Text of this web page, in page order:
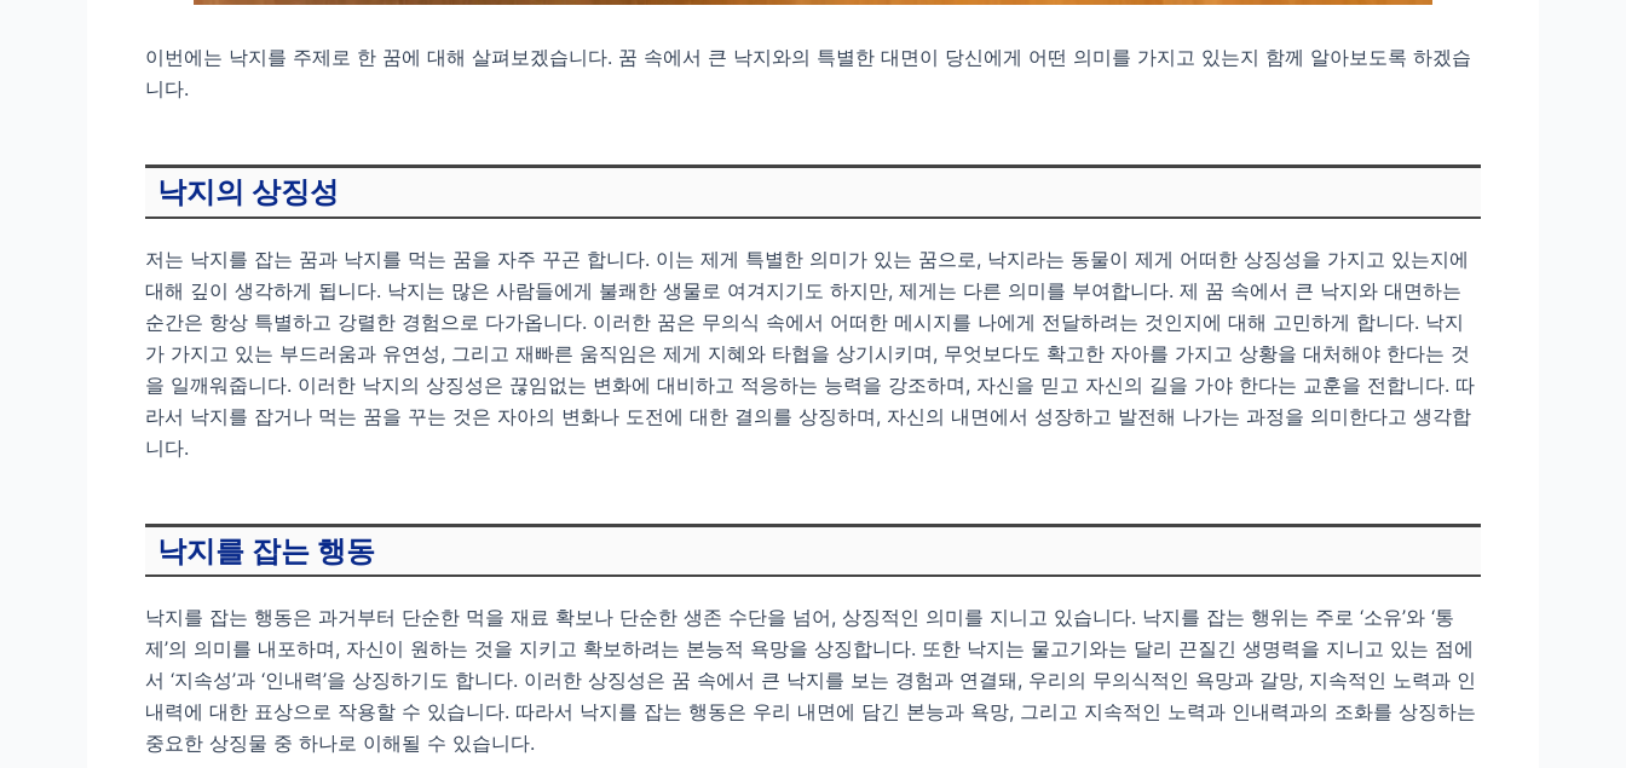
이번에는 낙지를 주제로 한 꿈에 대해 살펴보겠습니다. 꿈 속에서 큰 낙지와의 특별한 대면이 당신에게 어떤 의미를 가지고 있는지 함께 알아보도록 하겠습
니다.
낙지의 상징성
저는 낙지를 잡는 꿈과 낙지를 먹는 꿈을 자주 꾸곤 합니다. 이는 제게 특별한 의미가 있는 꿈으로, 낙지라는 동물이 제게 어떠한 상징성을 가지고 있는지에
대해 깊이 생각하게 됩니다. 낙지는 많은 사람들에게 불쾌한 생물로 여겨지기도 하지만, 제게는 다른 의미를 부여합니다. 제 꿈 속에서 큰 낙지와 대면하는
순간은 항상 특별하고 강렬한 경험으로 다가옵니다. 이러한 꿈은 무의식 속에서 어떠한 메시지를 나에게 전달하려는 것인지에 대해 고민하게 합니다. 낙지
가 가지고 있는 부드러움과 유연성, 그리고 재빠른 움직임은 제게 지혜와 타협을 상기시키며, 무엇보다도 확고한 자아를 가지고 상황을 대처해야 한다는 것
을 일깨워줍니다. 이러한 낙지의 상징성은 끊임없는 변화에 대비하고 적응하는 능력을 강조하며, 자신을 믿고 자신의 길을 가야 한다는 교훈을 전합니다. 따
라서 낙지를 잡거나 먹는 꿈을 꾸는 것은 자아의 변화나 도전에 대한 결의를 상징하며, 자신의 내면에서 성장하고 발전해 나가는 과정을 의미한다고 생각합
니다.
낙지를 잡는 행동
낙지를 잡는 행동은 과거부터 단순한 먹을 재료 확보나 단순한 생존 수단을 넘어, 상징적인 의미를 지니고 있습니다. 낙지를 잡는 행위는 주로 ‘소유’와 ‘통
제’의 의미를 내포하며, 자신이 원하는 것을 지키고 확보하려는 본능적 욕망을 상징합니다. 또한 낙지는 물고기와는 달리 끈질긴 생명력을 지니고 있는 점에
서 ‘지속성’과 ‘인내력’을 상징하기도 합니다. 이러한 상징성은 꿈 속에서 큰 낙지를 보는 경험과 연결돼, 우리의 무의식적인 욕망과 갈망, 지속적인 노력과 인
내력에 대한 표상으로 작용할 수 있습니다. 따라서 낙지를 잡는 행동은 우리 내면에 담긴 본능과 욕망, 그리고 지속적인 노력과 인내력과의 조화를 상징하는
중요한 상징물 중 하나로 이해될 수 있습니다.